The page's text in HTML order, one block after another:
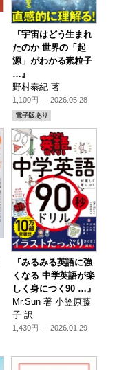
『宇宙はどう生まれ
たのか 世界の「起
源」がわかる素粒子
…』
野村泰紀 著
1,100円 — 2026.05.28
電子版あり
『みるみる英語に強
くなる 中学英語が楽
しく身につく90 …』
Mr.Sun 著 小笠原藤
子 訳
1,430円 — 2026.01.29